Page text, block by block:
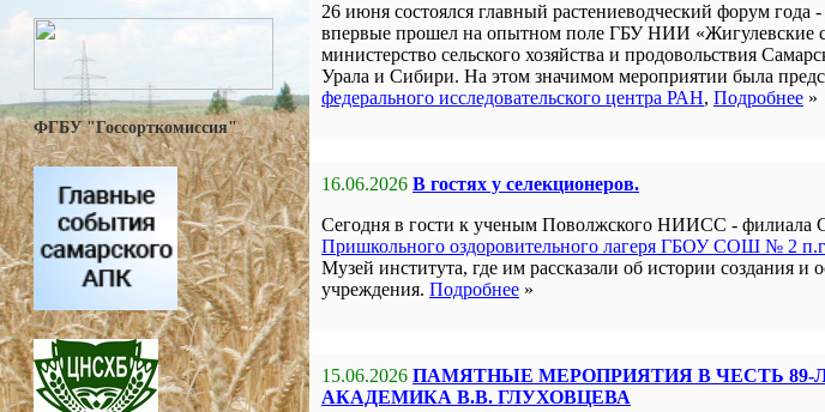
ФГБУ "Госсорткомиссия"
26 июня состоялся главный растениеводческий форум
впервые прошел на опытном поле ГБУ НИИ «Жигулевские
министерство сельского хозяйства и продовольствия
Урала и Сибири. На этом значимом мероприятии была
федерального исследовательского центра РАН, Подробнее »
16.06.2026 В гостях у селекционеров.
Сегодня в гости к ученым Поволжского НИИСС -
Пришкольного оздоровительного лагеря ГБОУ СОШ № 2
Музей института, где им рассказали об истории создания и
учреждения. Подробнее »
15.06.2026 ПАМЯТНЫЕ МЕРОПРИЯТИЯ В ЧЕСТЬ
АКАДЕМИКА В.В. ГЛУХОВЦЕВА